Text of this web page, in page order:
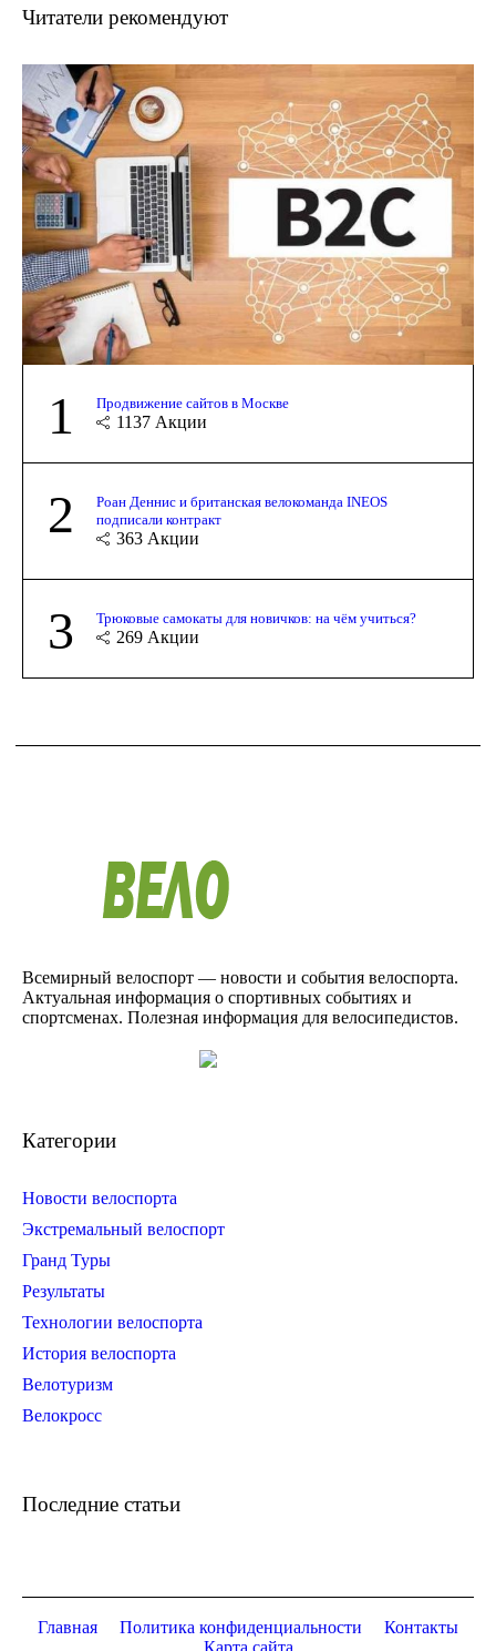
Читатели рекомендуют
1 Продвижение сайтов в Москве
1137 Акции
2
Роан Деннис и британская велокоманда INEOS
подписали контракт
363 Акции
3 Трюковые самокаты для новичков: на чём учиться?
269 Акции
Всемирный велоспорт — новости и события велоспорта.
Актуальная информация о спортивных событиях и
спортсменах. Полезная информация для велосипедистов.
Категории
Новости велоспорта
Экстремальный велоспорт
Гранд Туры
Результаты
Технологии велоспорта
История велоспорта
Велотуризм
Велокросс
Последние статьи
Главная Политика конфиденциальности
Контакты